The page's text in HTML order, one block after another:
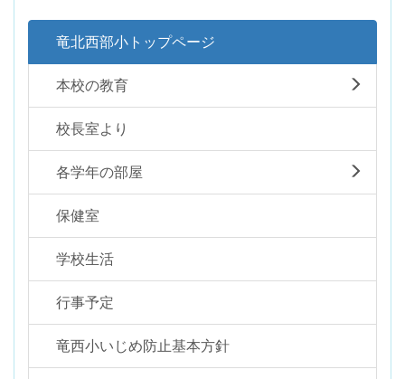
竜北西部小トップページ
本校の教育
校長室より
各学年の部屋
保健室
学校生活
行事予定
竜西小いじめ防止基本方針